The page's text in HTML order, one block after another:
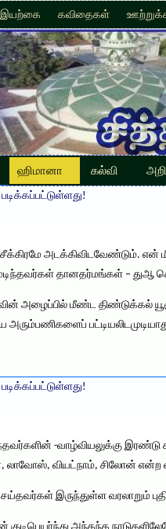
இயற்கை கவிதைகள்
ஹிமானா கல்வி
அடக்கிவிடவேண்டும்.
தானதர்மங்கள் – துஆ
அழைப்பில் மீண்ட திண்டுக்கல்
-வாழ்வியலுக்கு
லாவோஸ், வியட்நாம், சிலோன்
இருந்துள்ள வரலாறும்